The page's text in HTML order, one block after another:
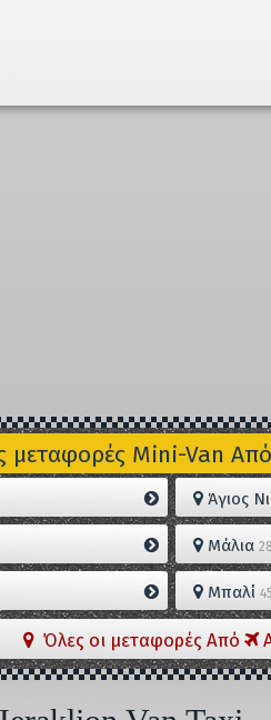
μεταφορές Mini-Van Από
Άγιος
Μάλια
Μπαλί
Όλες οι μεταφορές Από